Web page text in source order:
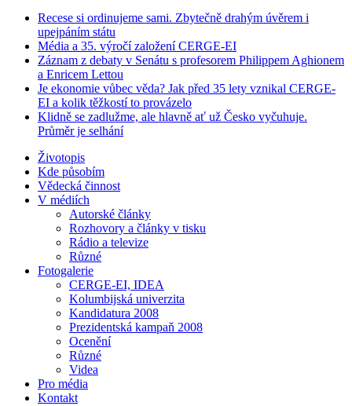
Recese si ordinujeme sami. Zbytečně drahým úvěrem i
upejpáním státu
Média a 35. výročí založení CERGE-EI
Záznam z debaty v Senátu s profesorem Philippem Aghionem
a Enricem Lettou
Je ekonomie vůbec věda? Jak před 35 lety vznikal CERGE-
EI a kolik těžkostí to provázelo
Klidně se zadlužme, ale hlavně ať už Česko vyčuhuje.
Průměr je selhání
Životopis
Kde působím
Vědecká činnost
V médiích
Autorské články
Rozhovory a články v tisku
Rádio a televize
Různé
Fotogalerie
CERGE-EI, IDEA
Kolumbijská univerzita
Kandidatura 2008
Prezidentská kampaň 2008
Ocenění
Různé
Videa
Pro média
Kontakt